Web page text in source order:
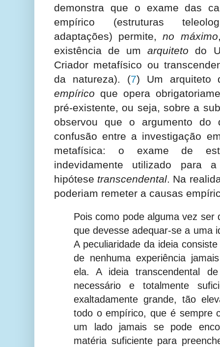
demonstra que o exame das
empírico (estruturas
adaptações) permite,no máximo
existência de umarquiteto do
Criador metafísico ou
da natureza). (7) Um arquiteto
empírico que opera
pré-existente, ou seja, sobre a
observou que o argumento do
confusão entre a investigação
metafísica: o exame de
indevidamente utilizado para
hipótese transcendental. Na
poderiam remeter a causas
Pois como pode alguma vez ser
que devesse adequar-se a uma
A peculiaridade da ideia
de nenhuma experiência
ela. A ideia transcendental
necessário e totalmente
exaltadamente grande, tão
todo o empírico, que é sempre
um lado jamais se pode
matéria suficiente para